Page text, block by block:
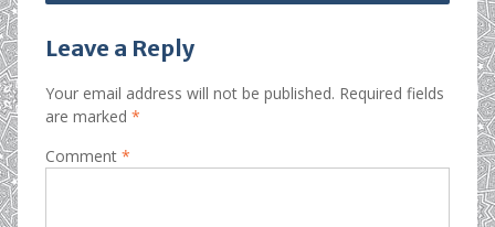
Leave a Reply
Your email address will not be published. Required fields
are marked *
Comment *